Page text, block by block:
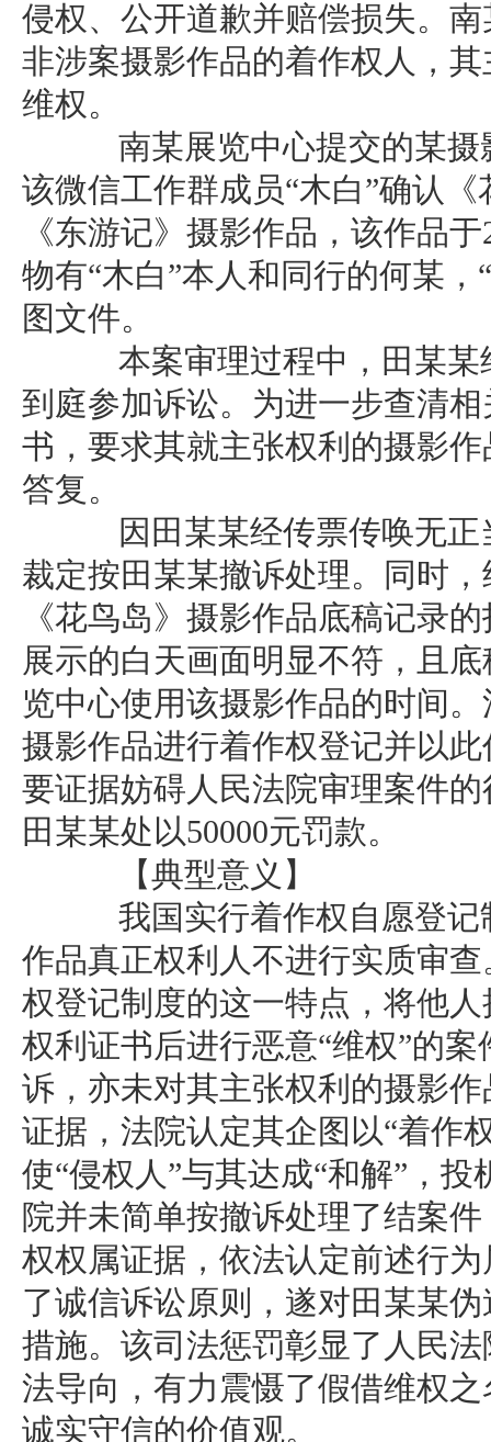
侵权、公开道歉并赔偿损失。
非涉案摄影作品的着作权人，
维权。
南某展览中心提交的某摄
该微信工作群成员“木白”确认
《东游记》摄影作品，该作品
物有“木白”本人和同行的何某
图文件。
本案审理过程中，田某某
到庭参加诉讼。为进一步查清
书，要求其就主张权利的摄影
答复。
因田某某经传票传唤无正
裁定按田某某撤诉处理。同时
《花鸟岛》摄影作品底稿记录
展示的白天画面明显不符，且
览中心使用该摄影作品的时间
摄影作品进行着作权登记并以
要证据妨碍人民法院审理案件
田某某处以50000元罚款。
【典型意义】
我国实行着作权自愿登记
作品真正权利人不进行实质审
权登记制度的这一特点，将他
权利证书后进行恶意“维权”的
诉，亦未对其主张权利的摄影
证据，法院认定其企图以“着作
使“侵权人”与其达成“和解”，
院并未简单按撤诉处理了结案
权权属证据，依法认定前述行
了诚信诉讼原则，遂对田某某
措施。该司法惩罚彰显了人民
法导向，有力震慑了假借维权
诚实守信的价值观。